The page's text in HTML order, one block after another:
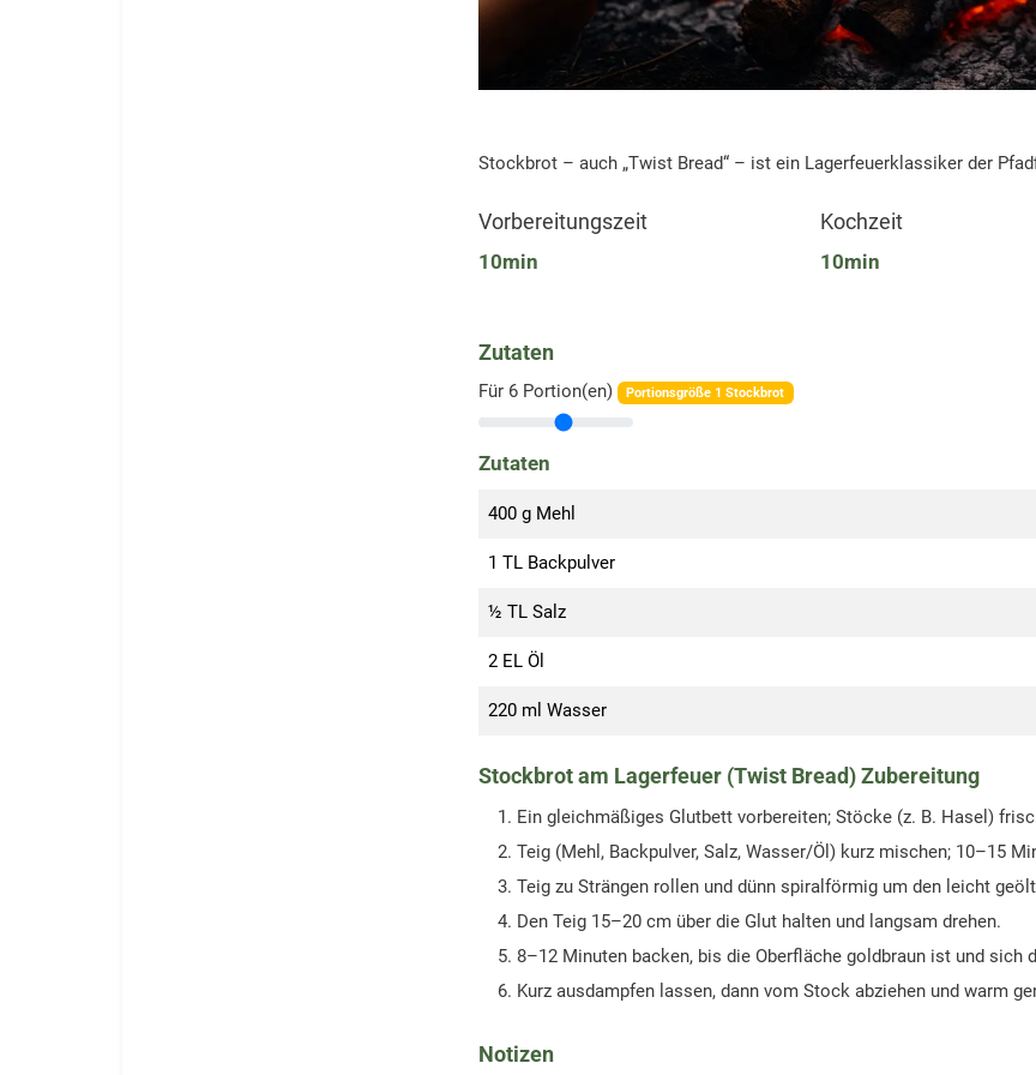
Stockbrot – auch „Twist Bread“ – ist ein Lagerfeuerklassiker der
Vorbereitungszeit
10min
Kochzeit
10min
Zutaten
Für 6 Portion(en) Portionsgröße 1 Stockbrot
Zutaten
400 g Mehl
1 TL Backpulver
½ TL Salz
2 EL Öl
220 ml Wasser
Stockbrot am Lagerfeuer (Twist Bread) Zubereitung
Ein gleichmäßiges Glutbett vorbereiten; Stöcke (z. B. Hasel)
Teig (Mehl, Backpulver, Salz, Wasser/Öl) kurz mischen; 10–15
Teig zu Strängen rollen und dünn spiralförmig um den leicht
Den Teig 15–20 cm über die Glut halten und langsam drehen.
8–12 Minuten backen, bis die Oberfläche goldbraun ist und sich
Kurz ausdampfen lassen, dann vom Stock abziehen und warm
Notizen